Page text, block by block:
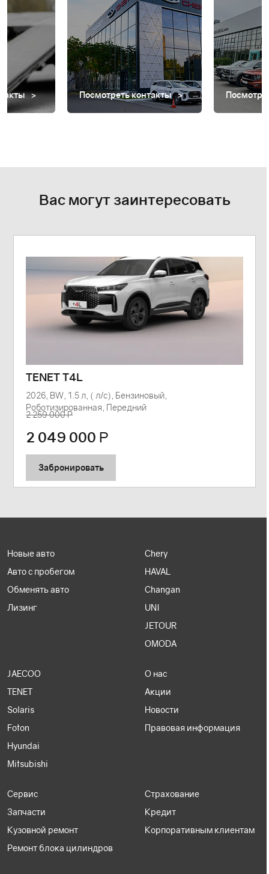
Посмотреть контакты
Вас могут заинтересовать
TENET T4L
2026, BW, 1.5 л, ( л/с), Бензиновый,
Роботизированная, Передний
2 259 000 Р
2 049 000 Р
Забронировать
Новые авто
Авто с пробегом
Обменять авто
Лизинг
Chery
HAVAL
Changan
UNI
JETOUR
OMODA
JAECOO
TENET
Solaris
Foton
Hyundai
Mitsubishi
О нас
Акции
Новости
Правовая информация
Сервис
Запчасти
Кузовной ремонт
Ремонт блока цилиндров
Страхование
Кредит
Корпоративным клиентам